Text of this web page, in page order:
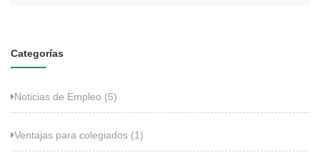
Categorías
Noticias de Empleo (5)
Ventajas para colegiados (1)